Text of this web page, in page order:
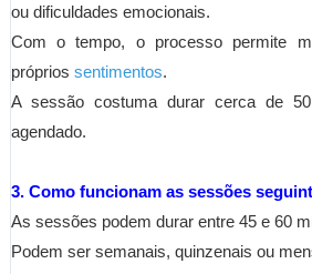
ou dificuldades emocionais.
Com o tempo, o processo permite
próprios sentimentos.
A sessão costuma durar cerca de
agendado.
3. Como funcionam as sessões
As sessões podem durar entre 45 e 60
Podem ser semanais, quinzenais ou